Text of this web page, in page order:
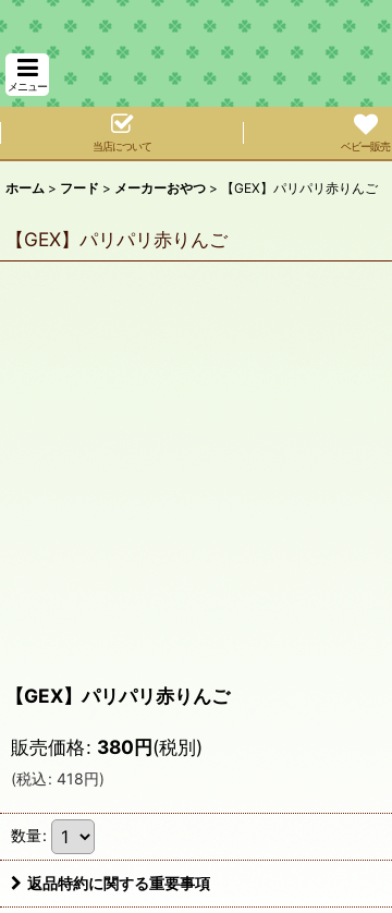
メニュー
当店について ベビー販売
ホーム > フード > メーカーおやつ > 【GEX】パリパリ赤りんご
【GEX】パリパリ赤りんご
【GEX】パリパリ赤りんご
販売価格: 380円(税別)
(税込: 418円)
数量:
返品特約に関する重要事項